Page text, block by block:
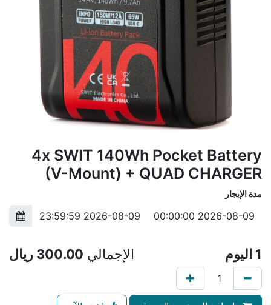
4x SWIT 140Wh Pocket Battery
(V-Mount) + QUAD CHARGER
مدة الإيجار
1 اليوم الإجمالي 300.00 ريال